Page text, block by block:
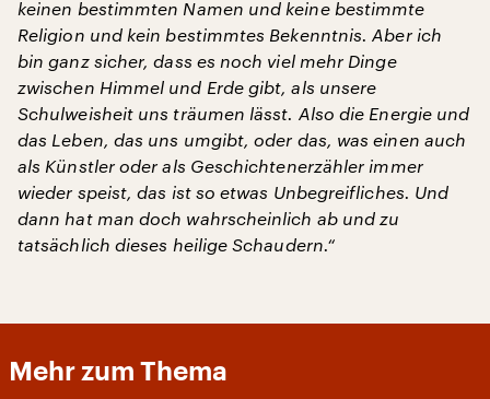
keinen bestimmten Namen und keine bestimmte
Religion und kein bestimmtes Bekenntnis. Aber ich
bin ganz sicher, dass es noch viel mehr Dinge
zwischen Himmel und Erde gibt, als unsere
Schulweisheit uns träumen lässt. Also die Energie und
das Leben, das uns umgibt, oder das, was einen auch
als Künstler oder als Geschichtenerzähler immer
wieder speist, das ist so etwas Unbegreifliches. Und
dann hat man doch wahrscheinlich ab und zu
tatsächlich dieses heilige Schaudern.“
Mehr zum Thema